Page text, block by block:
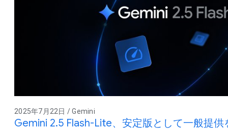
2025年7月22日 / Gemini
Gemini 2.5 Flash-Lite、安定版として一般提供